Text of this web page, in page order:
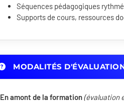
Séquences pédagogiques
Supports de cours, ressources
MODALITÉS
En amont de la formation(évaluation